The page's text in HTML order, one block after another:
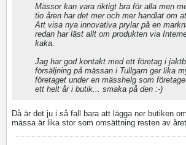
Mässor kan vara riktigt bra för alla men
tio åren har det mer och mer handlat om
Att visa nya innovativa prylar på en
redan har läst allt om produkten via
kaka.
Jag har god kontakt med ett företag i
försäljning på mässan i Tullgarn ger lika
företaget under en mässhelg som
ett helt år i butik... smaka på den :-)
Då är det ju i så fall bara att lägga ner butiken
mässa är lika stor som omsättning resten av